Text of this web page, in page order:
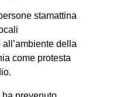
stamattina
della
come protesta